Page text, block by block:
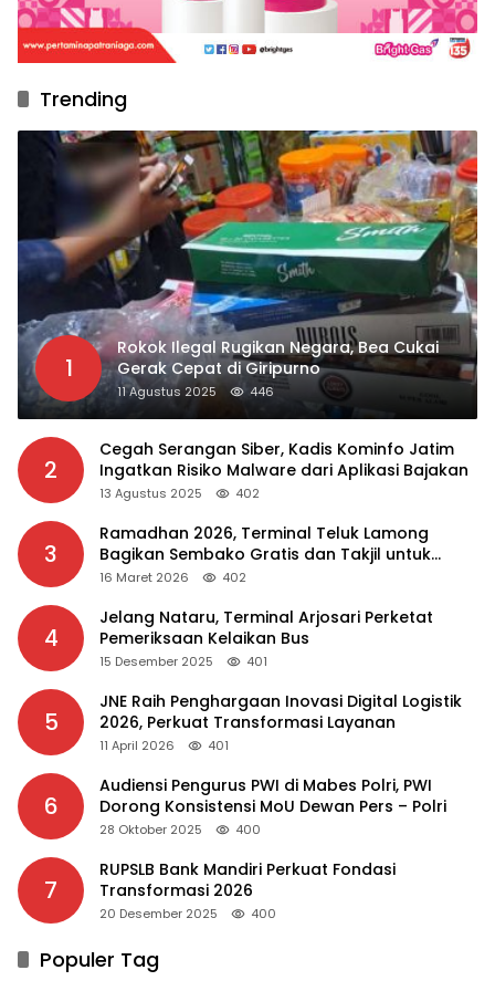
Trending
1
Rokok Ilegal Rugikan Negara, Bea Cukai
Gerak Cepat di Giripurno
11 Agustus 2025 446
2
Cegah Serangan Siber, Kadis Kominfo Jatim
Ingatkan Risiko Malware dari Aplikasi Bajakan
13 Agustus 2025 402
3
Ramadhan 2026, Terminal Teluk Lamong
Bagikan Sembako Gratis dan Takjil untuk
Masyarakat
16 Maret 2026 402
4
Jelang Nataru, Terminal Arjosari Perketat
Pemeriksaan Kelaikan Bus
15 Desember 2025 401
5
JNE Raih Penghargaan Inovasi Digital Logistik
2026, Perkuat Transformasi Layanan
11 April 2026 401
6
Audiensi Pengurus PWI di Mabes Polri, PWI
Dorong Konsistensi MoU Dewan Pers – Polri
28 Oktober 2025 400
7
RUPSLB Bank Mandiri Perkuat Fondasi
Transformasi 2026
20 Desember 2025 400
Populer Tag